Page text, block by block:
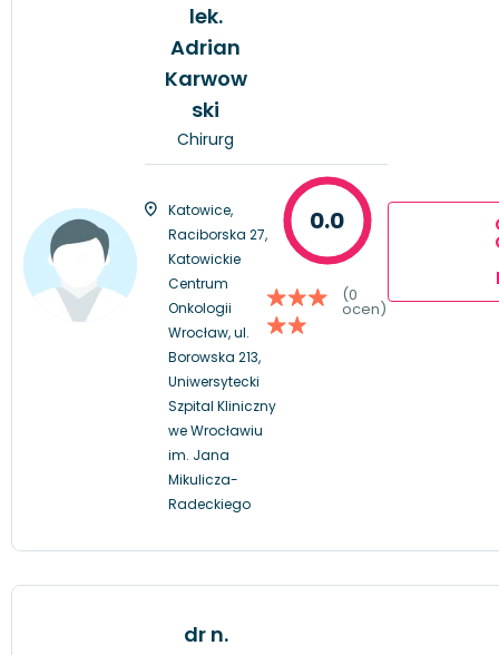
lek.
Adrian
Karwow
ski
Chirurg
Katowice,
Raciborska 27,
Katowickie
Centrum
Onkologii
Wrocław, ul.
Borowska 213,
Uniwersytecki
Szpital Kliniczny
we Wrocławiu
im. Jana
Mikulicza-
Radeckiego
0.0
(0
ocen)
dr n.